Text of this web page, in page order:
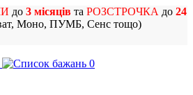
до 3 місяців та РОЗСТРОЧКА до 24
Моно, ПУМБ, Сенс тощо)
0